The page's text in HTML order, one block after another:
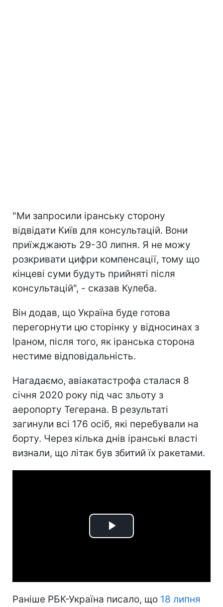
"Ми запросили іранську сторону
відвідати Київ для консультацій. Вони
приїжджають 29-30 липня. Я не можу
розкривати цифри компенсації, тому що
кінцеві суми будуть прийняті після
консультацій", - сказав Кулеба.
Він додав, що Україна буде готова
перегорнути цю сторінку у відносинах з
Іраном, після того, як іранська сторона
нестиме відповідальність.
Нагадаємо, авіакатастрофа сталася 8
січня 2020 року під час зльоту з
аеропорту Тегерана. В результаті
загинули всі 176 осіб, які перебували на
борту. Через кілька днів іранські власті
визнали, що літак був збитий їх ракетами.
Play
Раніше РБК-Україна писало, що 18 липня